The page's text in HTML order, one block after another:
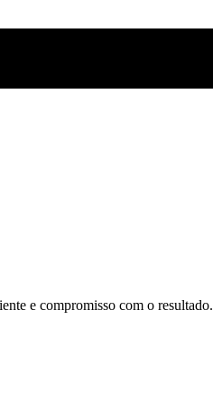
e compromisso com o resultado.